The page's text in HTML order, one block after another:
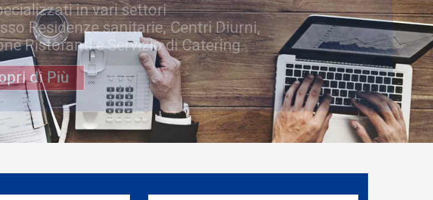
di Più
in vari settori
Residenze sanitarie, Centri Diurni,
Ristoranti e Servizio di Catering.